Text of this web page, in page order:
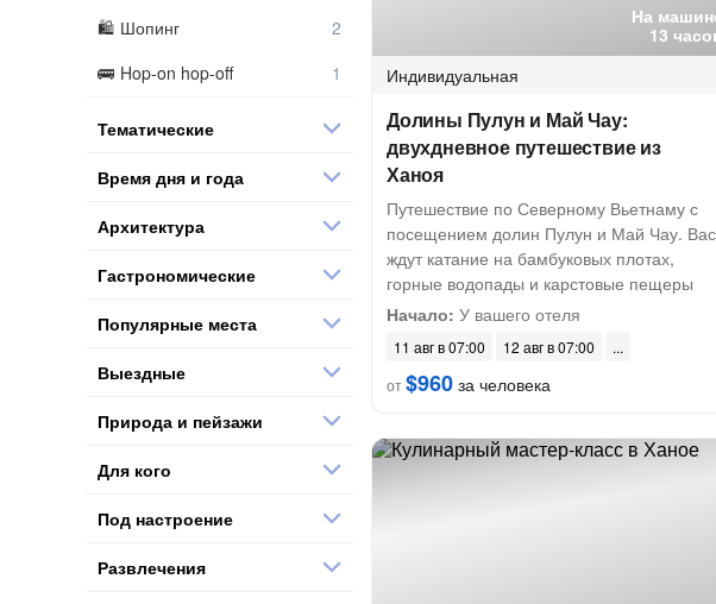
На
13
Индивидуальная
Долины Пулун и Май Чау:
двухдневное путешествие из
Ханоя
Путешествие по Северному Вьетнаму с
посещением долин Пулун и Май Чау. Вас
ждут катание на бамбуковых плотах,
горные водопады и карстовые пещеры
Начало: У вашего отеля
11 авг в 07:00
12 авг в 07:00
от$960 за человека
Шопинг
Hop-on hop-off
Тематические
Время дня и года
Архитектура
Гастрономические
Популярные места
Выездные
Природа и пейзажи
Для кого
Под настроение
Развлечения